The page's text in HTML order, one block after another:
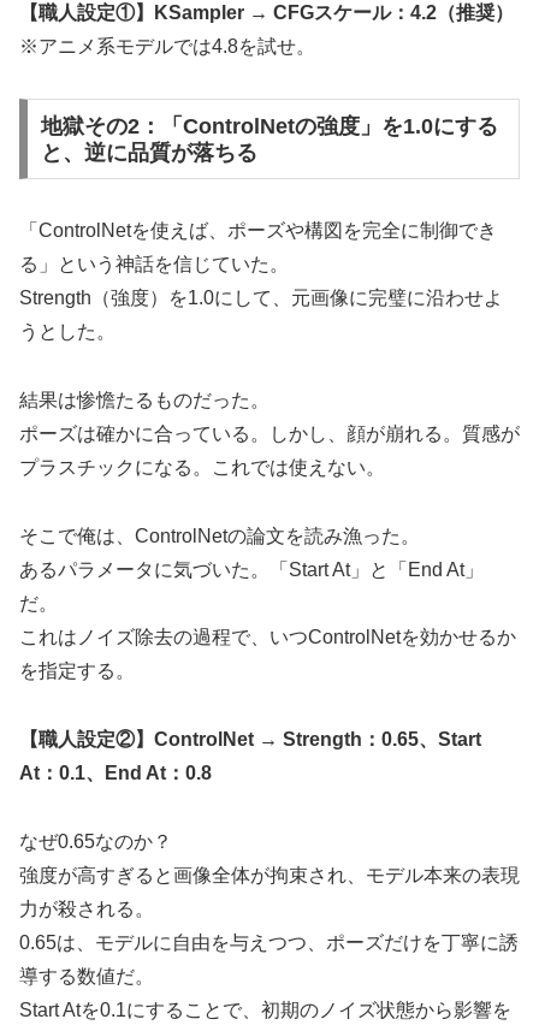
【職人設定①】KSampler → CFGスケール：4.2（推奨）
※アニメ系モデルでは4.8を試せ。
地獄その2：「ControlNetの強度」を1.0にする
と、逆に品質が落ちる
「ControlNetを使えば、ポーズや構図を完全に制御でき
る」という神話を信じていた。
Strength（強度）を1.0にして、元画像に完璧に沿わせよ
うとした。
結果は惨憺たるものだった。
ポーズは確かに合っている。しかし、顔が崩れる。質感が
プラスチックになる。これでは使えない。
そこで俺は、ControlNetの論文を読み漁った。
あるパラメータに気づいた。「Start At」と「End At」
だ。
これはノイズ除去の過程で、いつControlNetを効かせるか
を指定する。
【職人設定②】ControlNet → Strength：0.65、Start
At：0.1、End At：0.8
なぜ0.65なのか？
強度が高すぎると画像全体が拘束され、モデル本来の表現
力が殺される。
0.65は、モデルに自由を与えつつ、ポーズだけを丁寧に誘
導する数値だ。
Start Atを0.1にすることで、初期のノイズ状態から影響を